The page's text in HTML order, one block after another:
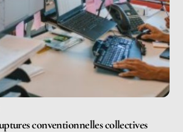
conventionnelles collectives